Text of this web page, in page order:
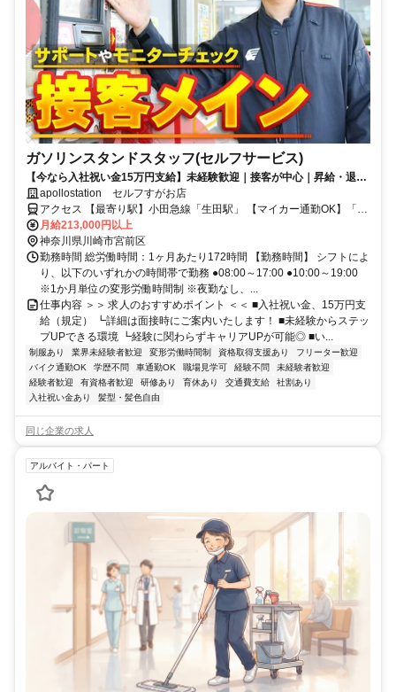
ガソリンスタンドスタッフ(セルフサービス)
【今なら入社祝い金15万円支給】未経験歓迎｜接客が中心｜昇給・退職
金・各種手当が充実｜乙4資格をお持ちの方必見
apollostation セルフすがお店
アクセス 【最寄り駅】小田急線「生田駅」 【マイカー通勤OK】「菅
生中学校前」交差点スグ ◎駐車場あり
月給213,000円以上
神奈川県川崎市宮前区
勤務時間 総労働時間：1ヶ月あたり172時間 【勤務時間】 シフトによ
り、以下のいずれかの時間帯で勤務 ●08:00～17:00 ●10:00～19:00
※1か月単位の変形労働時間制 ※夜勤なし、...
仕事内容 ＞＞ 求人のおすすめポイント ＜＜ ■入社祝い金、15万円支
給（規定） ┗詳細は面接時にご案内いたします！ ■未経験からステッ
プUPできる環境 ┗経験に関わらずキャリアUPが可能◎ ■い...
制服あり 業界未経験者歓迎 変形労働時間制 資格取得支援あり
フリーター歓迎
バイク通勤OK
学歴不問 車通勤OK 職場見学可 経験不問
未経験者歓迎
経験者歓迎
有資格者歓迎 研修あり 育休あり 交通費支給
社割あり
入社祝い金あり
髪型・髪色自由
同じ企業の求人
アルバイト・パート